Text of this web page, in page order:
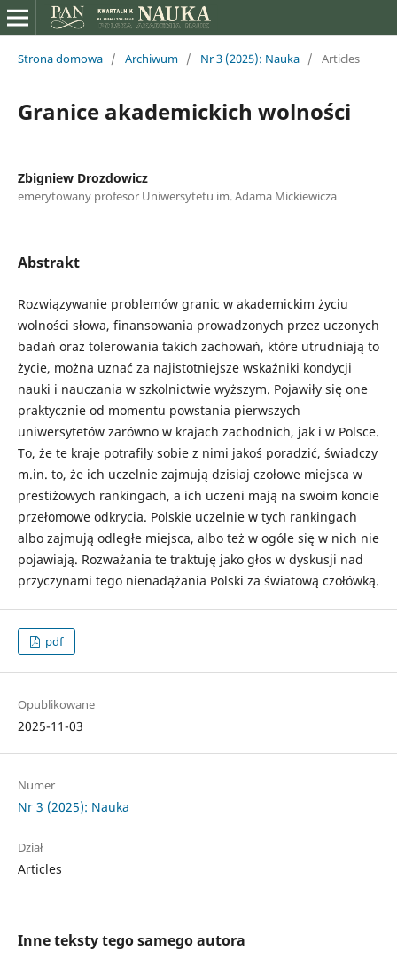
Strona domowa / Archiwum / Nr 3 (2025): Nauka / Articles
Granice akademickich wolności
Zbigniew Drozdowicz
emerytowany profesor Uniwersytetu im. Adama Mickiewicza
Abstrakt
Rozwiązywanie problemów granic w akademickim życiu
wolności słowa, finansowania prowadzonych przez uczonych
badań oraz tolerowania takich zachowań, które utrudniają to
życie, można uznać za najistotniejsze wskaźniki kondycji
nauki i nauczania w szkolnictwie wyższym. Pojawiły się one
praktycznie od momentu powstania pierwszych
uniwersytetów zarówno w krajach zachodnich, jak i w Polsce.
To, że te kraje potrafiły sobie z nimi jakoś poradzić, świadczy
m.in. to, że ich uczelnie zajmują dzisiaj czołowe miejsca w
prestiżowych rankingach, a ich uczeni mają na swoim koncie
przełomowe odkrycia. Polskie uczelnie w tych rankingach
albo zajmują odległe miejsca, albo też w ogóle się w nich nie
pojawiają. Rozważania te traktuję jako głos w dyskusji nad
przyczynami tego nienadążania Polski za światową czołówką.
pdf
Opublikowane
2025-11-03
Numer
Nr 3 (2025): Nauka
Dział
Articles
Inne teksty tego samego autora